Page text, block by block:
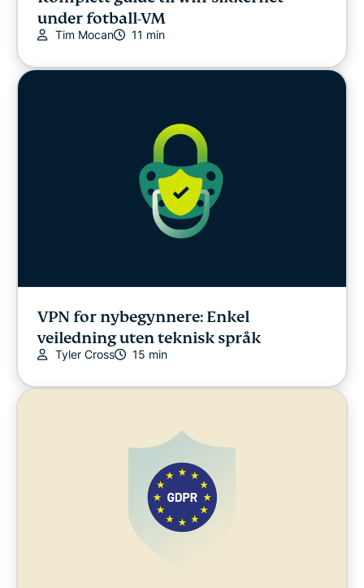
under fotball-VM
Tim Mocan 11 min
VPN for nybegynnere: Enkel
veiledning uten teknisk språk
Tyler Cross 15 min